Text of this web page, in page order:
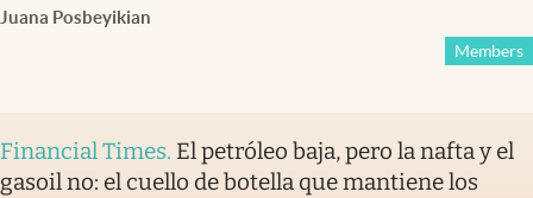
Juana Posbeyikian
Members
Financial Times. El petróleo baja, pero la nafta y el
gasoil no: el cuello de botella que mantiene los